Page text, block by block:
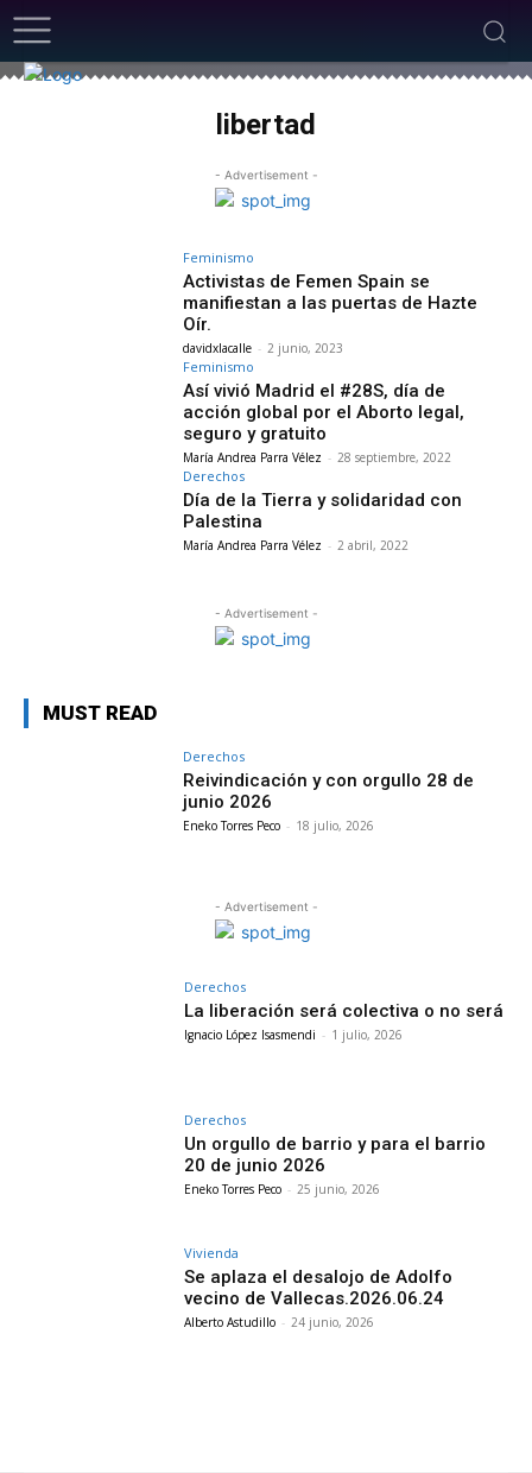
libertad
- Advertisement -
Feminismo
Activistas de Femen Spain se
manifiestan a las puertas de Hazte
Oír.
davidxlacalle - 2 junio, 2023
Feminismo
Así vivió Madrid el #28S, día de
acción global por el Aborto legal,
seguro y gratuito
María Andrea Parra Vélez - 28 septiembre, 2022
Derechos
Día de la Tierra y solidaridad con
Palestina
María Andrea Parra Vélez - 2 abril, 2022
- Advertisement -
MUST READ
Derechos
Reivindicación y con orgullo 28 de
junio 2026
Eneko Torres Peco - 18 julio, 2026
- Advertisement -
Derechos
La liberación será colectiva o no será
Ignacio López Isasmendi - 1 julio, 2026
Derechos
Un orgullo de barrio y para el barrio
20 de junio 2026
Eneko Torres Peco - 25 junio, 2026
Vivienda
Se aplaza el desalojo de Adolfo
vecino de Vallecas.2026.06.24
Alberto Astudillo - 24 junio, 2026